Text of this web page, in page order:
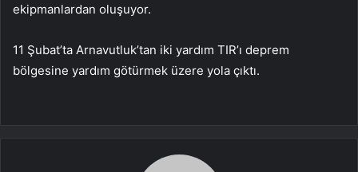
ekipmanlardan oluşuyor.
11 Şubat’ta Arnavutluk’tan iki yardım TIR’ı deprem
bölgesine yardım götürmek üzere yola çıktı.